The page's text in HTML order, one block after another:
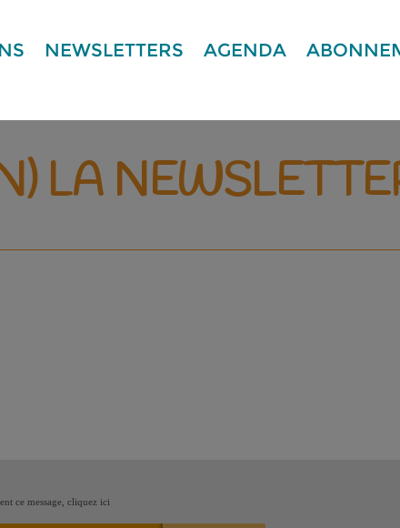
NEWSLETTERS AGENDA
LA
ce message, cliquez ici